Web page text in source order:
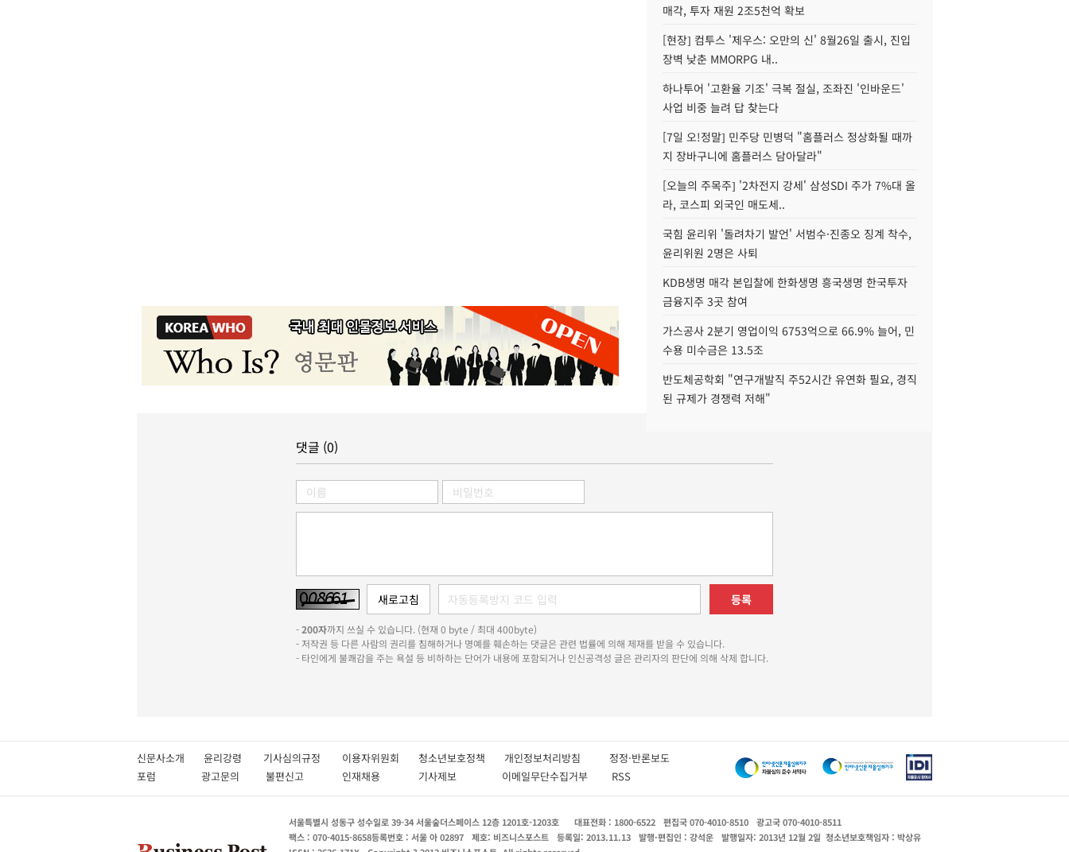
매각, 투자 재원 2조5천억 확보
[현장] 컴투스 '제우스: 오만의 신' 8월26일 출시, 진입
장벽 낮춘 MMORPG 내..
하나투어 '고환율 기조' 극복 절실, 조좌진 '인바운드'
사업 비중 늘려 답 찾는다
[7일 오!정말] 민주당 민병덕 "홈플러스 정상화될 때까
지 장바구니에 홈플러스 담아달라"
[오늘의 주목주] '2차전지 강세' 삼성SDI 주가 7%대 올
라, 코스피 외국인 매도세..
국힘 윤리위 '돌려차기 발언' 서범수·진종오 징계 착수,
윤리위원 2명은 사퇴
KDB생명 매각 본입찰에 한화생명 흥국생명 한국투자
금융지주 3곳 참여
가스공사 2분기 영업이익 6753억으로 66.9% 늘어, 민
수용 미수금은 13.5조
반도체공학회 "연구개발직 주52시간 유연화 필요, 경직
된 규제가 경쟁력 저해"
댓글 (0)
등록
-200자까지 쓰실 수 있습니다. (현재 0 byte / 최대 400byte)
- 저작권 등 다른 사람의 권리를 침해하거나 명예를 훼손하는 댓글은 관련 법률에 의해 제재를 받을 수 있습니다.
- 타인에게 불쾌감을 주는 욕설 등 비하하는 단어가 내용에 포함되거나 인신공격성 글은 관리자의 판단에 의해 삭제 합니다.
신문사소개 윤리강령 기사심의규정 이용자위원회 청소년보호정책 개인정보처리방침 정정·반론보도
포럼
광고문의 불편신고 인재채용 기사제보 이메일무단수집거부 RSS
서울특별시 성동구 성수일로 39-34 서울숲더스페이스 12층 1201호-1203호 대표전화 : 1800-6522 편집국 070-4010-8510
광고국 070-4010-8511
팩스 : 070-4015-8658등록번호 : 서울 아 02897 제호: 비즈니스포스트 등록일: 2013.11.13 발행·편집인 : 강석운 발행일자: 2013년 12월 2일 청소년보호책임자 : 박상유